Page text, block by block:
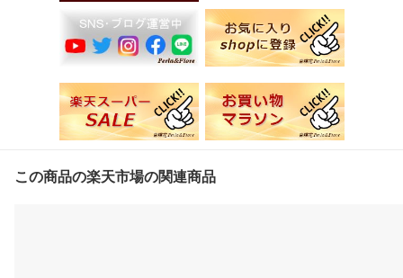
この商品の楽天市場の関連商品